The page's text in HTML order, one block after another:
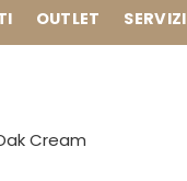
OUTLET SERVIZI